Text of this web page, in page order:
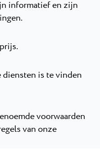
informatief en zijn
is te vinden
voorwaarden
van onze